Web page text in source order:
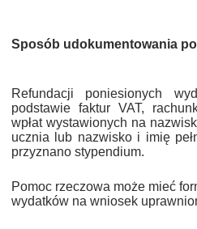
Sposób udokumentowania
Refundacji poniesionych
podstawie faktur VAT,
wpłat wystawionych na
ucznia lub nazwisko i imię
przyznano stypendium.
Pomoc rzeczowa może mieć
wydatków na wniosek